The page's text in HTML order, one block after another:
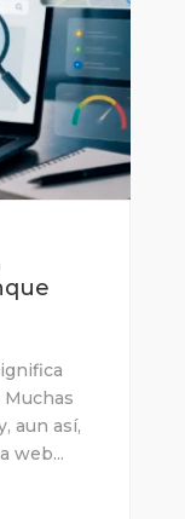
Muchas
aun así,
web...